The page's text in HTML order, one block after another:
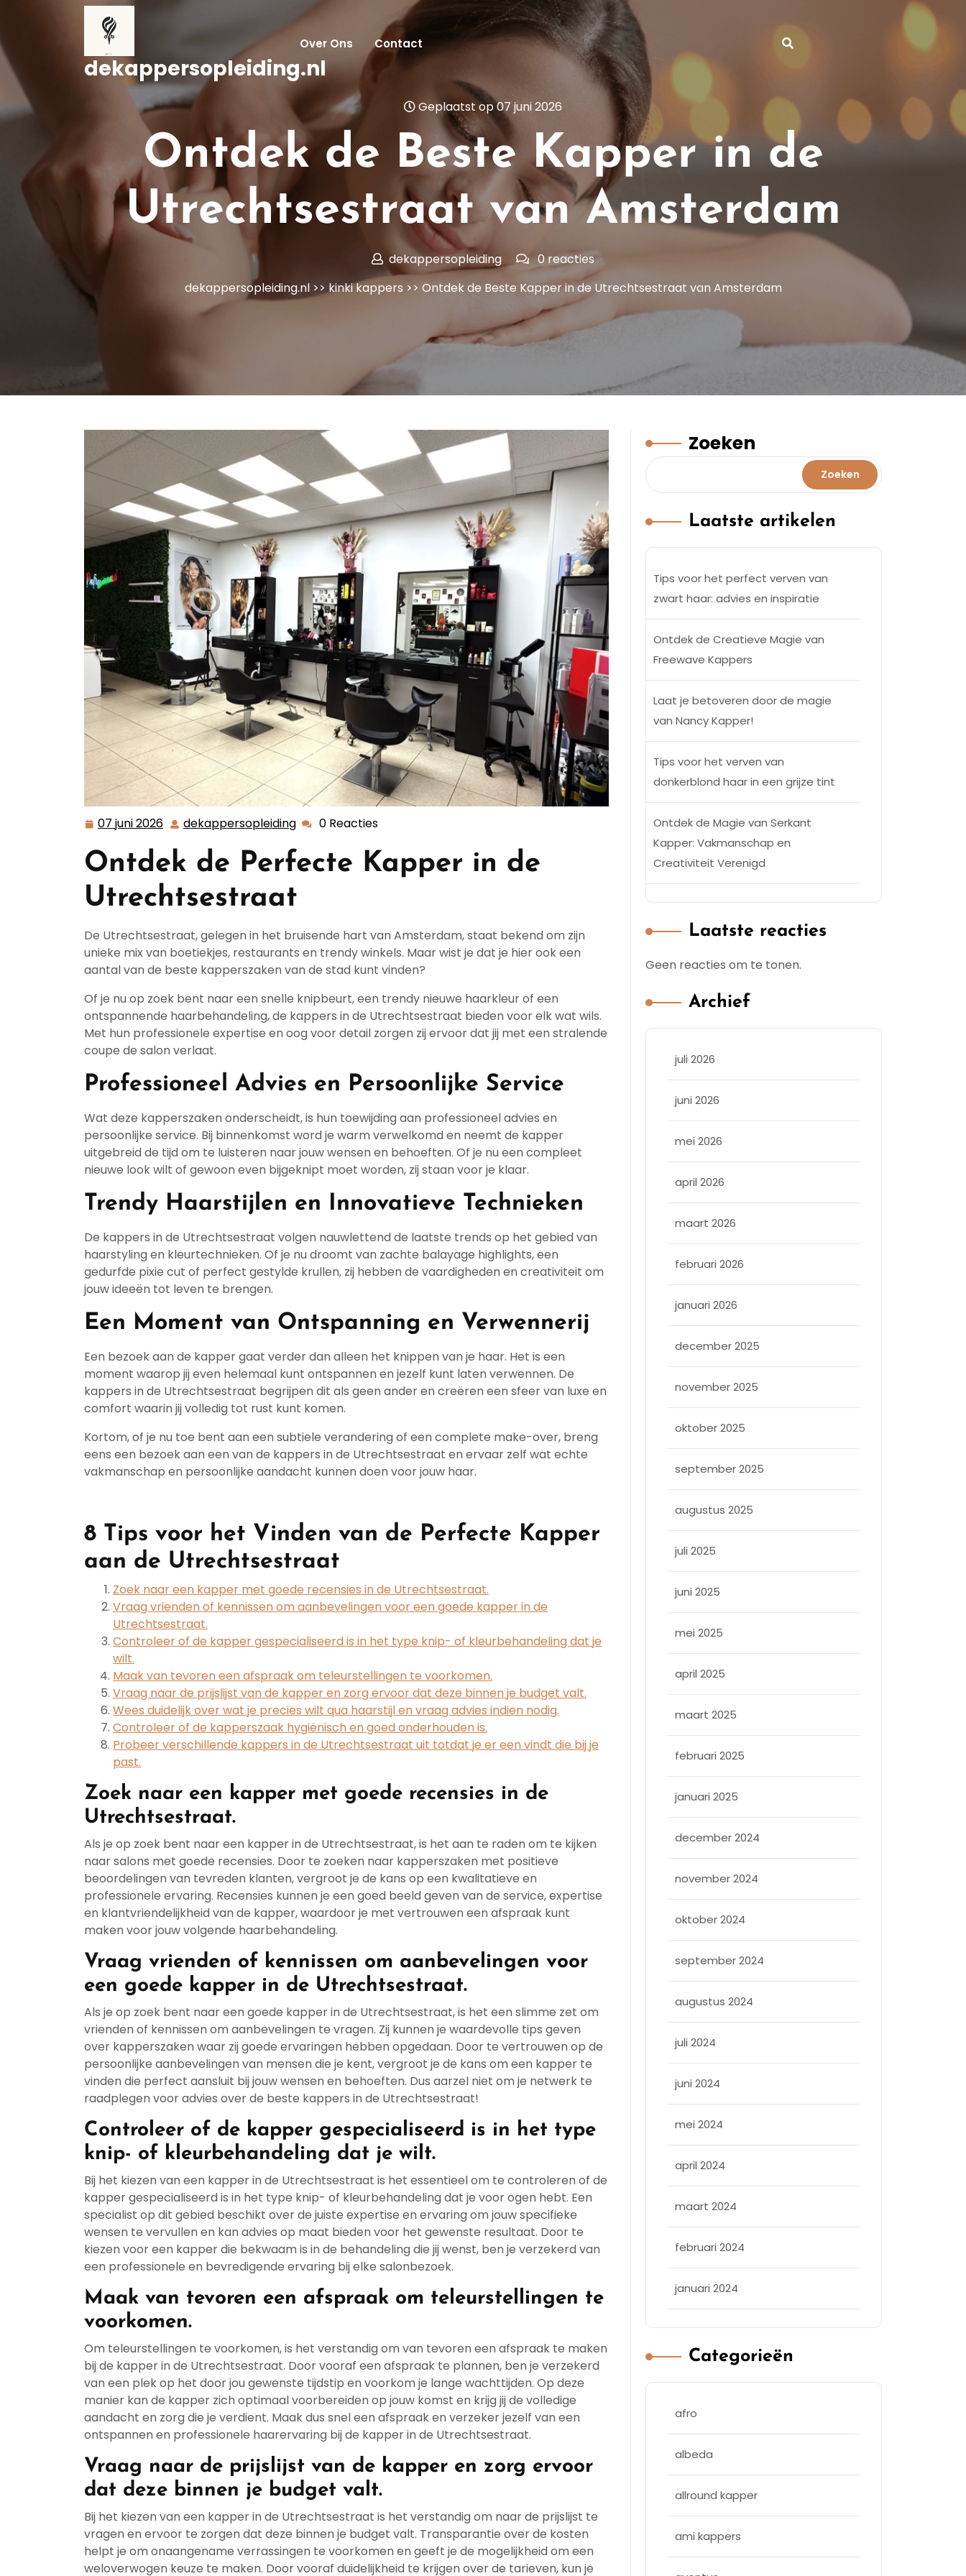
inhoud
gaan
dekappersopleiding.nl
Over Ons Contact
Geplaatst op 07 juni 2026
Ontdek de Beste Kapper in de
Utrechtsestraat van Amsterdam
dekappersopleiding
0 reacties
dekappersopleiding.nl>> kinki kappers >> Ontdek de Beste Kapper in de Utrechtsestraat van Amsterdam
07 juni 2026 07
2026
dekappersopleiding dekappersopleiding
0 Reacties
Ontdek de Perfecte Kapper in de
Utrechtsestraat
De Utrechtsestraat, gelegen in het bruisende hart van Amsterdam, staat bekend om zijn
unieke mix van boetiekjes, restaurants en trendy winkels. Maar wist je dat je hier ook een
aantal van de beste kapperszaken van de stad kunt vinden?
Of je nu op zoek bent naar een snelle knipbeurt, een trendy nieuwe haarkleur of een
ontspannende haarbehandeling, de kappers in de Utrechtsestraat bieden voor elk wat wils.
Met hun professionele expertise en oog voor detail zorgen zij ervoor dat jij met een stralende
coupe de salon verlaat.
Professioneel Advies en Persoonlijke Service
Wat deze kapperszaken onderscheidt, is hun toewijding aan professioneel advies en
persoonlijke service. Bij binnenkomst word je warm verwelkomd en neemt de kapper
uitgebreid de tijd om te luisteren naar jouw wensen en behoeften. Of je nu een compleet
nieuwe look wilt of gewoon even bijgeknipt moet worden, zij staan voor je klaar.
Trendy Haarstijlen en Innovatieve Technieken
De kappers in de Utrechtsestraat volgen nauwlettend de laatste trends op het gebied van
haarstyling en kleurtechnieken. Of je nu droomt van zachte balayage highlights, een
gedurfde pixie cut of perfect gestylde krullen, zij hebben de vaardigheden en creativiteit om
jouw ideeën tot leven te brengen.
Een Moment van Ontspanning en Verwennerij
Een bezoek aan de kapper gaat verder dan alleen het knippen van je haar. Het is een
moment waarop jij even helemaal kunt ontspannen en jezelf kunt laten verwennen. De
kappers in de Utrechtsestraat begrijpen dit als geen ander en creëren een sfeer van luxe en
comfort waarin jij volledig tot rust kunt komen.
Kortom, of je nu toe bent aan een subtiele verandering of een complete make-over, breng
eens een bezoek aan een van de kappers in de Utrechtsestraat en ervaar zelf wat echte
vakmanschap en persoonlijke aandacht kunnen doen voor jouw haar.
8 Tips voor het Vinden van de Perfecte Kapper
aan de Utrechtsestraat
Zoek naar een kapper met goede recensies in de Utrechtsestraat.
Vraag vrienden of kennissen om aanbevelingen voor een goede kapper in de
Utrechtsestraat.
Controleer of de kapper gespecialiseerd is in het type knip- of kleurbehandeling dat je
wilt.
Maak van tevoren een afspraak om teleurstellingen te voorkomen.
Vraag naar de prijslijst van de kapper en zorg ervoor dat deze binnen je budget valt.
Wees duidelijk over wat je precies wilt qua haarstijl en vraag advies indien nodig.
Controleer of de kapperszaak hygiënisch en goed onderhouden is.
Probeer verschillende kappers in de Utrechtsestraat uit totdat je er een vindt die bij je
past.
Zoek naar een kapper met goede recensies in de
Utrechtsestraat.
Als je op zoek bent naar een kapper in de Utrechtsestraat, is het aan te raden om te kijken
naar salons met goede recensies. Door te zoeken naar kapperszaken met positieve
beoordelingen van tevreden klanten, vergroot je de kans op een kwalitatieve en
professionele ervaring. Recensies kunnen je een goed beeld geven van de service, expertise
en klantvriendelijkheid van de kapper, waardoor je met vertrouwen een afspraak kunt
maken voor jouw volgende haarbehandeling.
Vraag vrienden of kennissen om aanbevelingen voor
een goede kapper in de Utrechtsestraat.
Als je op zoek bent naar een goede kapper in de Utrechtsestraat, is het een slimme zet om
vrienden of kennissen om aanbevelingen te vragen. Zij kunnen je waardevolle tips geven
over kapperszaken waar zij goede ervaringen hebben opgedaan. Door te vertrouwen op de
persoonlijke aanbevelingen van mensen die je kent, vergroot je de kans om een kapper te
vinden die perfect aansluit bij jouw wensen en behoeften. Dus aarzel niet om je netwerk te
raadplegen voor advies over de beste kappers in de Utrechtsestraat!
Controleer of de kapper gespecialiseerd is in het type
knip- of kleurbehandeling dat je wilt.
Bij het kiezen van een kapper in de Utrechtsestraat is het essentieel om te controleren of de
kapper gespecialiseerd is in het type knip- of kleurbehandeling dat je voor ogen hebt. Een
specialist op dit gebied beschikt over de juiste expertise en ervaring om jouw specifieke
wensen te vervullen en kan advies op maat bieden voor het gewenste resultaat. Door te
kiezen voor een kapper die bekwaam is in de behandeling die jij wenst, ben je verzekerd van
een professionele en bevredigende ervaring bij elke salonbezoek.
Maak van tevoren een afspraak om teleurstellingen te
voorkomen.
Om teleurstellingen te voorkomen, is het verstandig om van tevoren een afspraak te maken
bij de kapper in de Utrechtsestraat. Door vooraf een afspraak te plannen, ben je verzekerd
van een plek op het door jou gewenste tijdstip en voorkom je lange wachttijden. Op deze
manier kan de kapper zich optimaal voorbereiden op jouw komst en krijg jij de volledige
aandacht en zorg die je verdient. Maak dus snel een afspraak en verzeker jezelf van een
ontspannen en professionele haarervaring bij de kapper in de Utrechtsestraat.
Vraag naar de prijslijst van de kapper en zorg ervoor
dat deze binnen je budget valt.
Bij het kiezen van een kapper in de Utrechtsestraat is het verstandig om naar de prijslijst te
vragen en ervoor te zorgen dat deze binnen je budget valt. Transparantie over de kosten
helpt je om onaangename verrassingen te voorkomen en geeft je de mogelijkheid om een
weloverwogen keuze te maken. Door vooraf duidelijkheid te krijgen over de tarieven, kun je
Zoeken
Zoeken
Laatste artikelen
Tips voor het perfect verven van
zwart haar: advies en inspiratie
Ontdek de Creatieve Magie van
Freewave Kappers
Laat je betoveren door de magie
van Nancy Kapper!
Tips voor het verven van
donkerblond haar in een grijze tint
Ontdek de Magie van Serkant
Kapper: Vakmanschap en
Creativiteit Verenigd
Laatste reacties
Geen reacties om te tonen.
Archief
juli 2026
juni 2026
mei 2026
april 2026
maart 2026
februari 2026
januari 2026
december 2025
november 2025
oktober 2025
september 2025
augustus 2025
juli 2025
juni 2025
mei 2025
april 2025
maart 2025
februari 2025
januari 2025
december 2024
november 2024
oktober 2024
september 2024
augustus 2024
juli 2024
juni 2024
mei 2024
april 2024
maart 2024
februari 2024
januari 2024
Categorieën
afro
albeda
allround kapper
ami kappers